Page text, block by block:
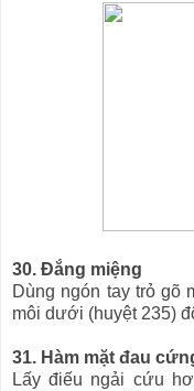
30. Đắng miệng
Dùng ngón tay trỏ gõ
môi dưới (huyệt 235)
31. Hàm mặt đau
Lấy điếu ngải cứu